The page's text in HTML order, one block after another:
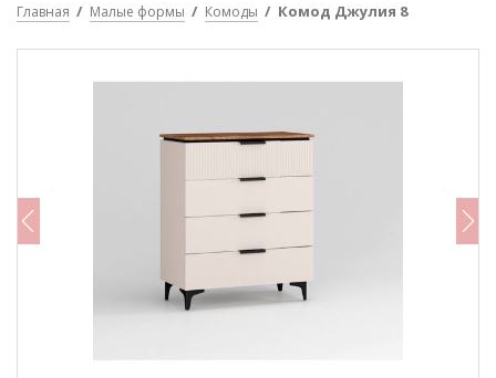
Главная Малые формы Комоды Комод Джулия 8